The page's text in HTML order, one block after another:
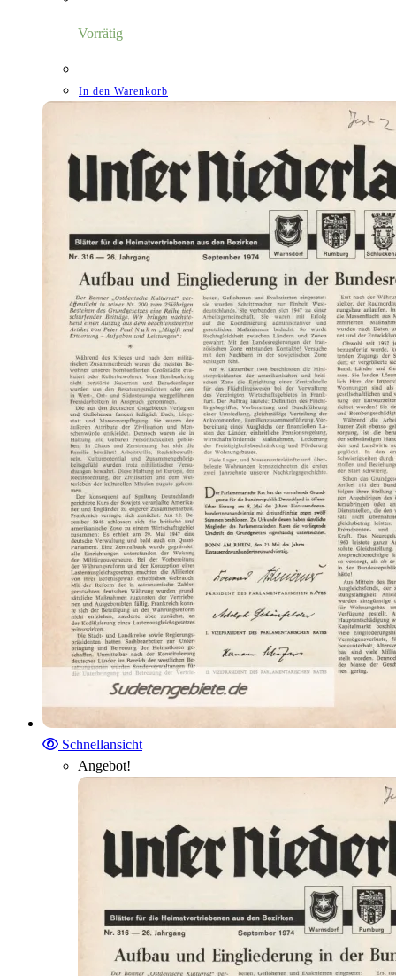
Vorrätig
In den Warenkorb
Schnellansicht
Angebot!